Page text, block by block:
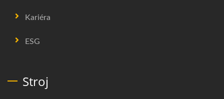
Kariéra
ESG
Stroj